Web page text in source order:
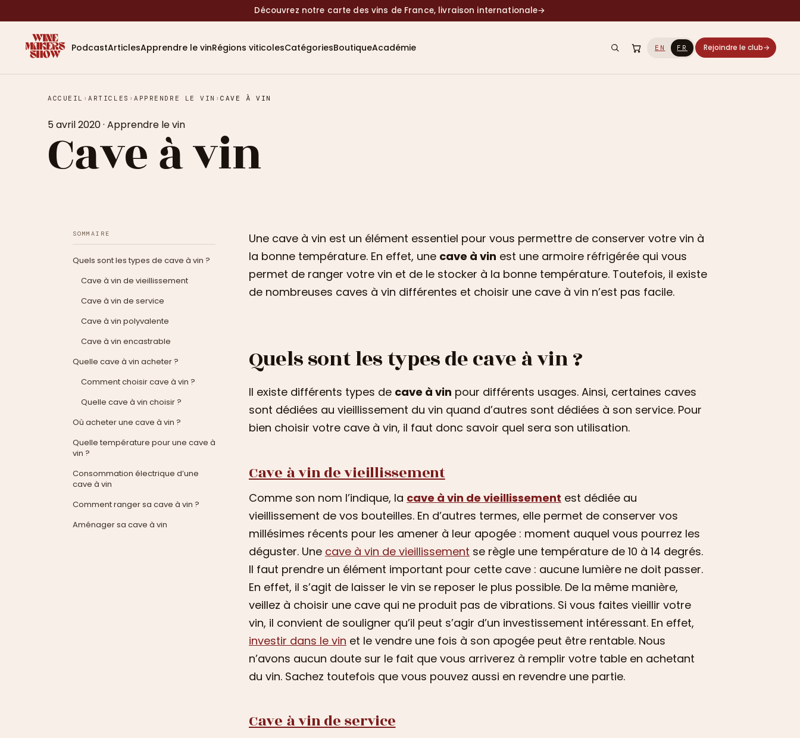
Découvrez notre carte des vins de France, livraison internationale→
PodcastArticlesApprendre le vinRégions viticolesCatégoriesBoutiqueAcadémie EN FR Rejoindre le club→
ACCUEIL ›ARTICLES ›APPRENDRE LE VIN ›CAVE À VIN
5 avril 2020· Apprendre le vin
Cave à vin
SOMMAIRE
Quels sont les types de cave à vin ?
Cave à vin de vieillissement
Cave à vin de service
Cave à vin polyvalente
Cave à vin encastrable
Quelle cave à vin acheter ?
Comment choisir cave à vin ?
Quelle cave à vin choisir ?
Où acheter une cave à vin ?
Quelle température pour une cave à
vin ?
Consommation électrique d’une
cave à vin
Comment ranger sa cave à vin ?
Aménager sa cave à vin
Une cave à vin est un élément essentiel pour vous permettre de conserver votre vin à
la bonne température. En effet, une cave à vin est une armoire réfrigérée qui vous
permet de ranger votre vin et de le stocker à la bonne température. Toutefois, il existe
de nombreuses caves à vin différentes et choisir une cave à vin n’est pas facile.
Quels sont les types de cave à vin ?
Il existe différents types de cave à vin pour différents usages. Ainsi, certaines caves
sont dédiées au vieillissement du vin quand d’autres sont dédiées à son service. Pour
bien choisir votre cave à vin, il faut donc savoir quel sera son utilisation.
Cave à vin de vieillissement
Comme son nom l’indique, la cave à vin de vieillissement est dédiée au
vieillissement de vos bouteilles. En d’autres termes, elle permet de conserver vos
millésimes récents pour les amener à leur apogée : moment auquel vous pourrez les
déguster. Une cave à vin de vieillissement se règle une température de 10 à 14 degrés.
Il faut prendre un élément important pour cette cave : aucune lumière ne doit passer.
En effet, il s’agit de laisser le vin se reposer le plus possible. De la même manière,
veillez à choisir une cave qui ne produit pas de vibrations. Si vous faites vieillir votre
vin, il convient de souligner qu’il peut s’agir d’un investissement intéressant. En effet,
investir dans le vin et le vendre une fois à son apogée peut être rentable. Nous
n’avons aucun doute sur le fait que vous arriverez à remplir votre table en achetant
du vin. Sachez toutefois que vous pouvez aussi en revendre une partie.
Cave à vin de service